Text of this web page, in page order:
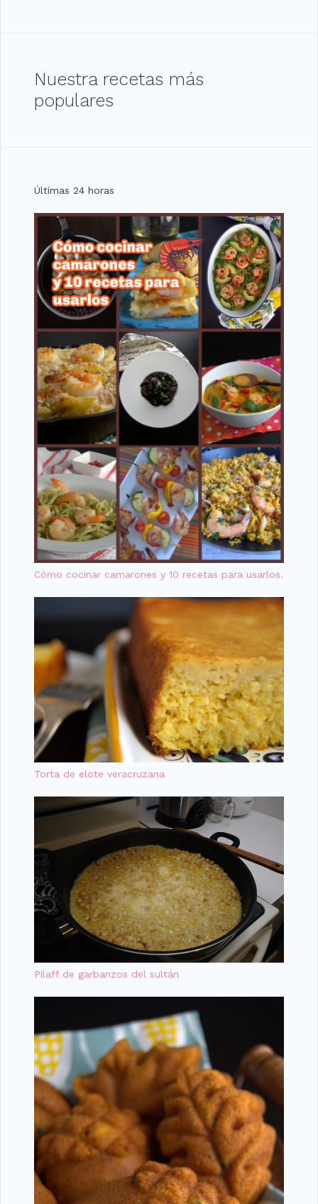
Nuestra recetas más
populares
Últimas 24 horas
Cómo cocinar camarones y 10 recetas para usarlos.
Torta de elote veracruzana
Pilaff de garbanzos del sultán